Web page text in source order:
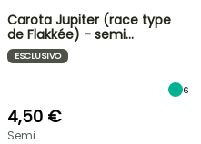
Carota Jupiter (race type
de Flakkée) - semi…
ESCLUSIVO
6
4,50 €
Semi